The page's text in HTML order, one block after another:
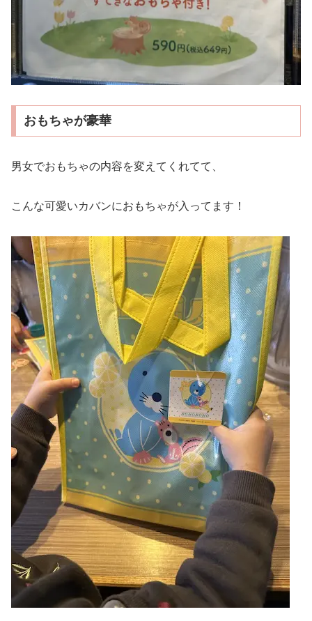
おもちゃが豪華
男女でおもちゃの内容を変えてくれてて、
こんな可愛いカバンにおもちゃが入ってます！